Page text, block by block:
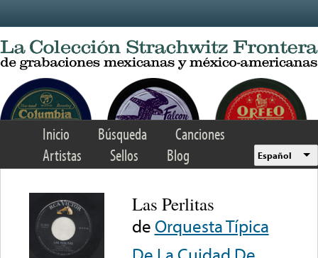
Inicio Búsqueda
Canciones
Artistas
Sellos Blog Español
Las Perlitas
de Orquesta Típica